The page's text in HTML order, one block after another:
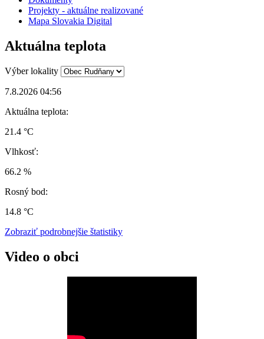
Projekty - aktuálne realizované
Mapa Slovakia Digital
Aktuálna teplota
Výber lokality
7.8.2026 04:56
Aktuálna teplota:
21.4 °C
Vlhkosť:
66.2 %
Rosný bod:
14.8 °C
Zobraziť podrobnejšie štatistiky
Video o obci